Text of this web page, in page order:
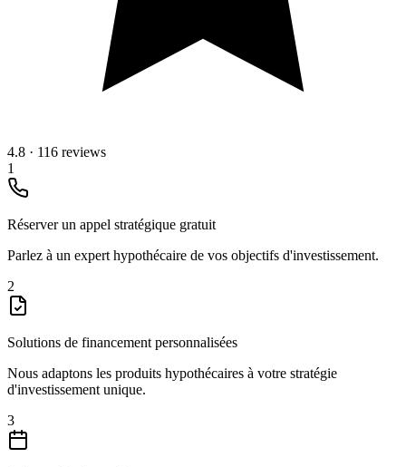
4.8 · 116 reviews
1
Réserver un appel stratégique gratuit
Parlez à un expert hypothécaire de vos objectifs d'investissement.
2
Solutions de financement personnalisées
Nous adaptons les produits hypothécaires à votre stratégie
d'investissement unique.
3